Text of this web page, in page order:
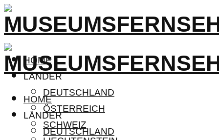
HOME
LÄNDER
DEUTSCHLAND
ÖSTERREICH
SCHWEIZ
HOME
LÄNDER
DEUTSCHLAND